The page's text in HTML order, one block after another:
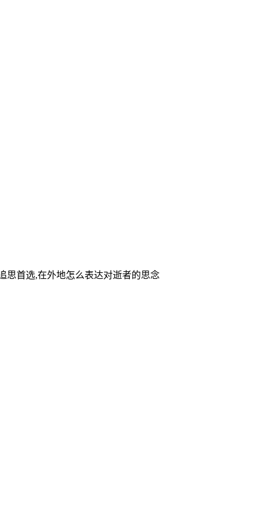
思首选,在外地怎么表达对逝者的思念